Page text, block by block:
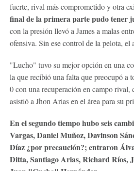
fuerte, rival más comprometido y otra
final de la primera parte pudo tener
con la presión llevó a James a malas
ofensiva. Sin ese control de la pelota, el
"Lucho" tuvo su mejor opción en una
la que recibió una falta que preocupó a
0 con una recuperación en campo rival,
asistió a Jhon Arias en el área para su
En el segundo tiempo hubo seis
Vargas, Daniel Muñoz, Davinson
Díaz ¿por precaución?; entraron
Ditta, Santiago Arias, Richard Ríos,